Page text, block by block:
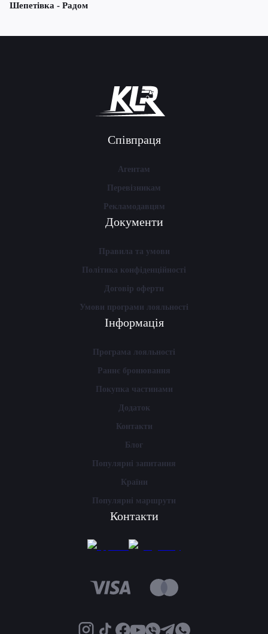
Шепетівка - Радом
Співпраця
Агентам
Перевізникам
Рекламодавцям
Документи
Правила та умови
Політика конфіденційності
Договір оферти
Умови програми лояльності
Інформація
Програма лояльності
Раннє бронювання
Покупка частинами
Додаток
Контакти
Блог
Популярні запитання
Країни
Популярні маршрути
Контакти